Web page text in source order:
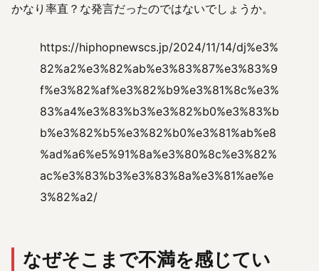
かなり率直？な発言だったのではないでしょうか。
https://hiphopnewscs.jp/2024/11/14/dj%e3%
82%a2%e3%82%ab%e3%83%87%e3%83%9
f%e3%82%af%e3%82%b9%e3%81%8c%e3%
83%a4%e3%83%b3%e3%82%b0%e3%83%b
b%e3%82%b5%e3%82%b0%e3%81%ab%e8
%ad%a6%e5%91%8a%e3%80%8c%e3%82%
ac%e3%83%b3%e3%83%8a%e3%81%ae%e
3%82%a2/
なぜそこまで不満を感じてい